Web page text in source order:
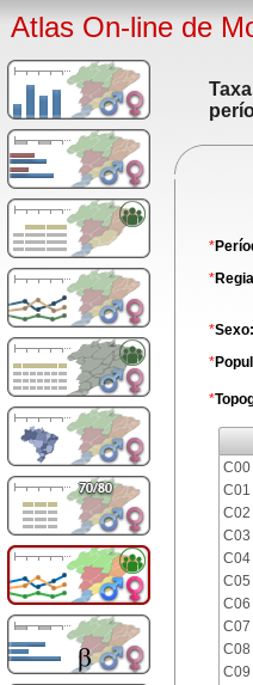
Atlas On-line de
*
*
*Sexo:
*
*
C00
C01
C02
C03
C04
C05
C06
C07
C08
C09